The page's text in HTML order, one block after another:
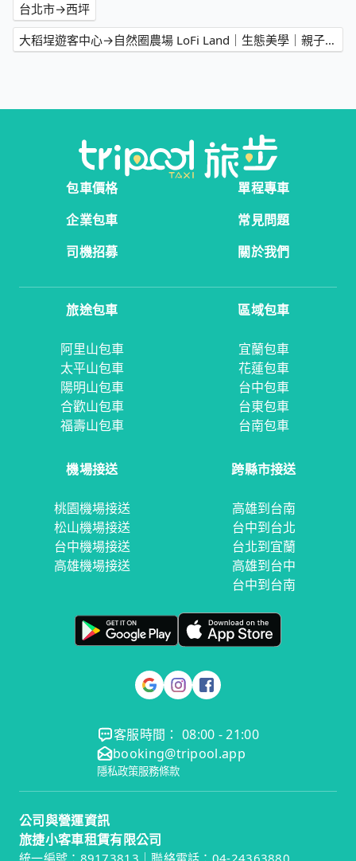
台北市→西坪
大稻埕遊客中心→自然圈農場 LoFi Land｜生態美學｜親子遊程｜景觀咖啡｜戶外婚禮｜團體包場
包車價格
單程專車
企業包車
常見問題
司機招募
關於我們
旅途包車
阿里山包車
太平山包車
陽明山包車
合歡山包車
福壽山包車
區域包車
宜蘭包車
花蓮包車
台中包車
台東包車
台南包車
機場接送
桃園機場接送
松山機場接送
台中機場接送
高雄機場接送
跨縣市接送
高雄到台南
台中到台北
台北到宜蘭
高雄到台中
台中到台南
客服時間： 08:00 - 21:00
booking@tripool.app
隱私政策服務條款
公司與營運資訊
旅捷小客車租賃有限公司